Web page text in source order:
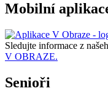
Mobilní
Sledujte informace z
V OBRAZE.
Senioři